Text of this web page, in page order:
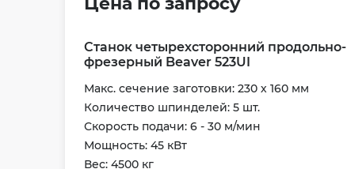
Станок четырехсторонний продольно-
фрезерный Beaver 523UI
Макс. сечение заготовки: 230 х 160 мм
Количество шпинделей: 5 шт.
Скорость подачи: 6 - 30 м/мин
Мощность: 45 кВт
Вес: 4500 кг